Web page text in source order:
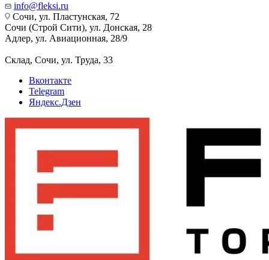
info@fleksi.ru
Сочи, ул. Пластунская, 72
Сочи (Строй Сити), ул. Донская, 28
Адлер, ул. Авиационная, 28/9
Склад, Сочи, ул. Труда, 33
Вконтакте
Telegram
Яндекс.Дзен